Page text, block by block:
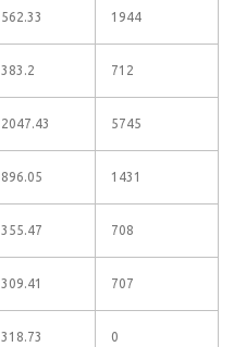
562.33 1944
383.2 712
2047.43 5745
896.05 1431
355.47 708
309.41 707
318.73 0